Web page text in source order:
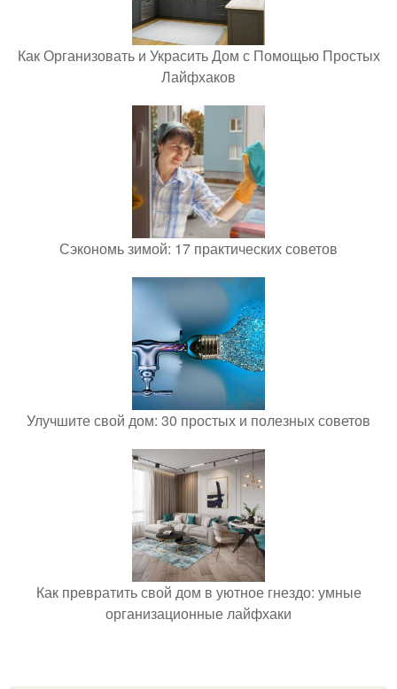
Как Организовать и Украсить Дом с Помощью Простых
Лайфхаков
Сэкономь зимой: 17 практических советов
Улучшите свой дом: 30 простых и полезных советов
Как превратить свой дом в уютное гнездо: умные
организационные лайфхаки